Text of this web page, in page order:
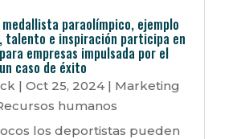
medallista paraolímpico, ejemplo
talento e inspiración participa en
empresas impulsada por el
caso de éxito
| Oct 25, 2024| Marketing
humanos
los deportistas pueden